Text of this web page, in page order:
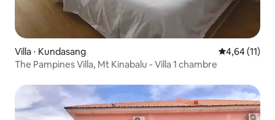
Villa ⋅ Kundasang Évaluation
4,64 (11)
The Pampines Villa, Mt Kinabalu - Villa 1 chambre